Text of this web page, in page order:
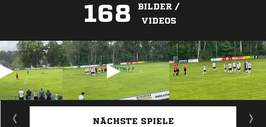
168
BILDER /
VIDEOS
ANZEIGE
NÄCHSTE SPIELE